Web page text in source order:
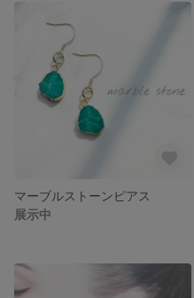
マーブルストーンピアス
展示中